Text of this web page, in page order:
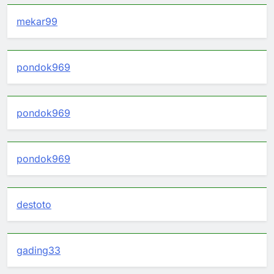
mekar99
pondok969
pondok969
pondok969
destoto
gading33